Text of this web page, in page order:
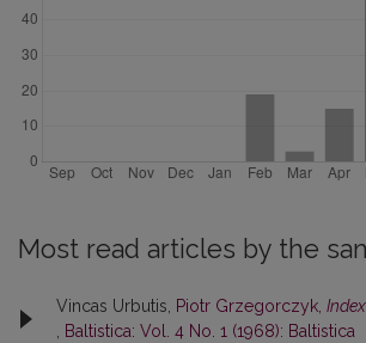
Most read articles by the
Vincas Urbutis, Piotr Grzegorczyk,
, Baltistica: Vol. 4 No. 1 (1968): Baltistica